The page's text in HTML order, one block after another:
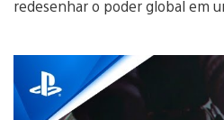
redesenhar o poder global em